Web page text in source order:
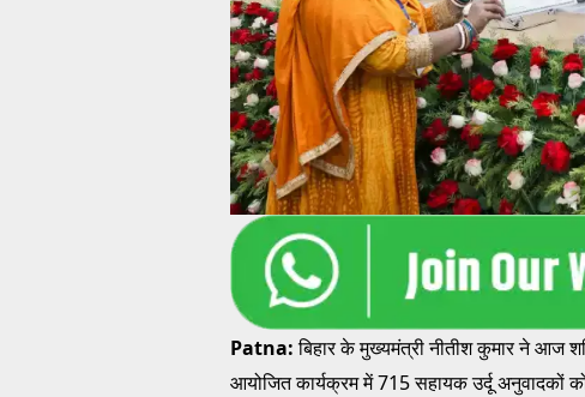
Patna:बिहार के मुख्यमंत्री नीतीश कुमार ने आज
आयोजित कार्यक्रम में 715 सहायक उर्दू अनुवादकों